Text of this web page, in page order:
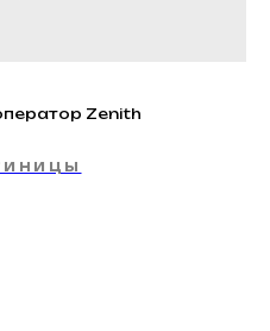
Zenith